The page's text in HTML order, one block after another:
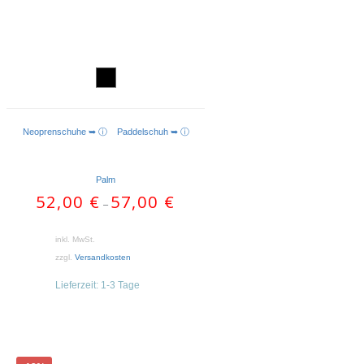
AUSFÜHRUNG WÄHLEN
Neoprenschuhe ➥ ⓘ Paddelschuh ➥ ⓘ
Palm
52,00 € – 57,00 €
inkl. MwSt.
zzgl. Versandkosten
Lieferzeit: 1-3 Tage